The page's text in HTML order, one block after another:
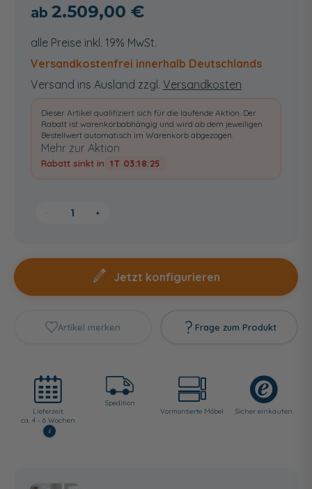
2.509,00 €
alle Preise inkl. 19% MwSt.
Versandkostenfrei innerhalb Deutschlands
Versand ins Ausland zzgl. Versandkosten
Dieser Artikel qualifiziert sich für die laufende Aktion. Der
Rabatt ist warenkorbabhängig und wird ab dem jeweiligen
Bestellwert automatisch im Warenkorb abgezogen.
Mehr zur Aktion
Rabatt sinkt in 1T 03:18:25
+
Jetzt konfigurieren
Artikel merken Frage zum Produkt
Lieferzeit:
ca. 4 - 6 Wochen
i
Spedition
Vormontierte Möbel
Sicher einkaufen